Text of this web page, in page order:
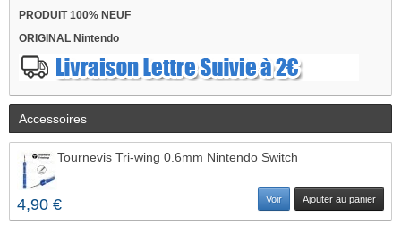
PRODUIT 100% NEUF
ORIGINAL Nintendo
Accessoires
Tournevis Tri-wing 0.6mm Nintendo Switch
4,90 € Ajouter au panier
Voir